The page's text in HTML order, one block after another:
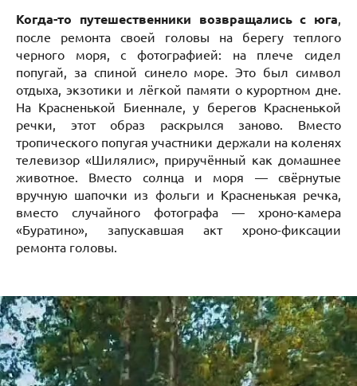
Когда-то путешественники возвращались с юга
после ремонта своей головы на берегу теплого
черного моря, с фотографией: на плече сидел
попугай, за спиной синело море. Это был символ
отдыха, экзотики и лёгкой памяти о курортном дне.
На Красненькой Биеннале, у берегов Красненькой
речки, этот образ раскрылся заново. Вместо
тропического попугая участники держали на коленях
телевизор «Шилялис», приручённый как домашнее
животное. Вместо солнца и моря — свёрнутые
вручную шапочки из фольги и Красненькая речка,
вместо случайного фотографа — хроно-камера
«Буратино», запускавшая акт хроно-фиксации
ремонта головы.